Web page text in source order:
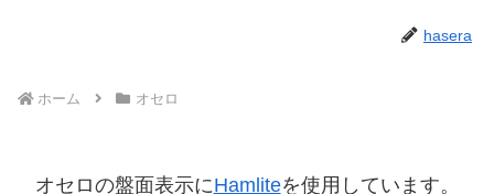
hasera
ホーム オセロ
オセロの盤面表示にHamliteを使用しています。